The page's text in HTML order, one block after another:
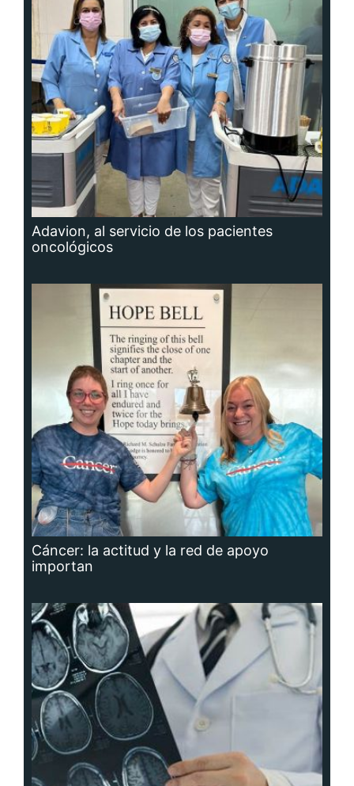
Adavion, al servicio de los pacientes
oncológicos
Cáncer: la actitud y la red de apoyo
importan